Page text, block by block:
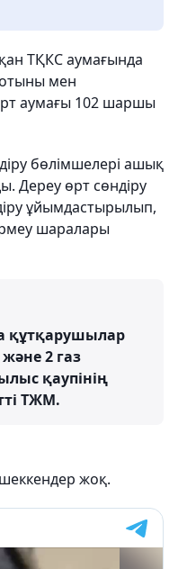
ТҚКС аумағында
мен
аумағы 102 шаршы
бөлімшелері ашық
Дереу өрт сөндіру
ұйымдастырылып,
шаралары
құтқарушылар
және 2 газ
қаупінің
ТЖМ.
жоқ.